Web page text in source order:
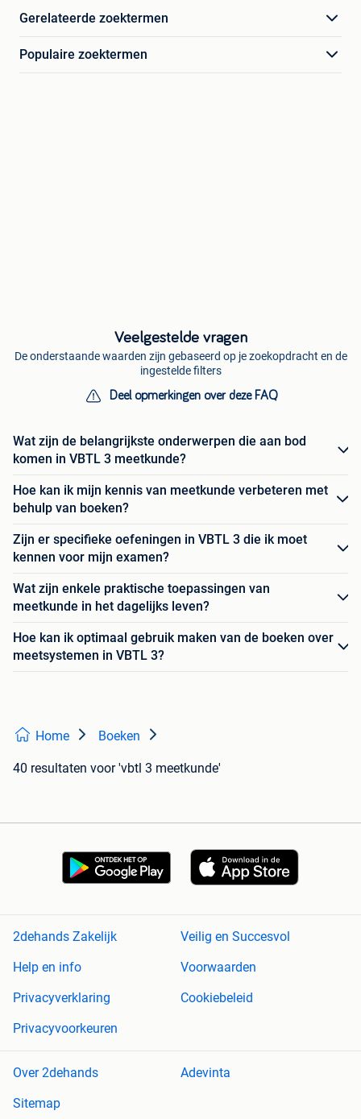
Gerelateerde zoektermen
Populaire zoektermen
Veelgestelde vragen
De onderstaande waarden zijn gebaseerd op je zoekopdracht en de
ingestelde filters
Deel opmerkingen over deze FAQ
Wat zijn de belangrijkste onderwerpen die aan bod
komen in VBTL 3 meetkunde?
Hoe kan ik mijn kennis van meetkunde verbeteren met
behulp van boeken?
Zijn er specifieke oefeningen in VBTL 3 die ik moet
kennen voor mijn examen?
Wat zijn enkele praktische toepassingen van
meetkunde in het dagelijks leven?
Hoe kan ik optimaal gebruik maken van de boeken over
meetsystemen in VBTL 3?
Home Boeken
40 resultaten voor 'vbtl 3 meetkunde'
2dehands Zakelijk
Veilig en Succesvol
Help en info
Voorwaarden
Privacyverklaring
Cookiebeleid
Privacyvoorkeuren
Over 2dehands
Adevinta
Sitemap